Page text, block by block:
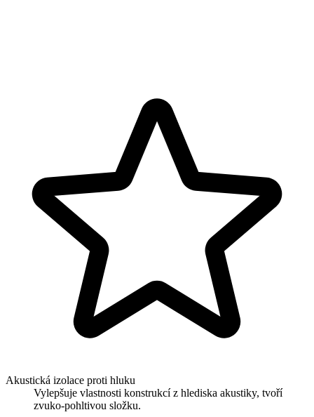
Akustická izolace proti hluku
Vylepšuje vlastnosti konstrukcí z hlediska akustiky, tvoří
zvuko-pohltivou složku.